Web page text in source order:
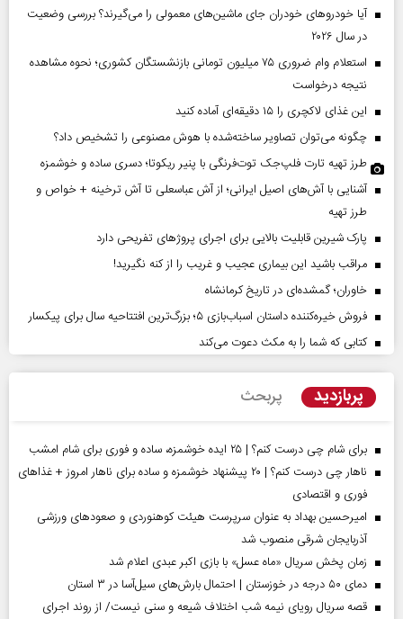
آیا خودروهای خودران جای ماشین‌های معمولی را می‌گیرند؟ بررسی وضعیت
در سال ۲۰۲۶
استعلام وام ضروری ۷۵ میلیون تومانی بازنشستگان کشوری؛ نحوه مشاهده
نتیجه درخواست
این غذای لاکچری را ۱۵ دقیقه‌ای آماده کنید
چگونه می‌توان تصاویر ساخته‌شده با هوش مصنوعی را تشخیص داد؟
طرز تهیه تارت فلپ‌جک توت‌فرنگی با پنیر ریکوتا؛ دسری ساده و خوشمزه
آشنایی با آش‌های اصیل ایرانی؛ از آش عباسعلی تا آش ترخینه + خواص و
طرز تهیه
پارک شیرین قابلیت‌ بالایی برای اجرای پروژهای تفریحی دارد
مراقب باشید این بیماری عجیب و غریب را از کنه نگیرید!
خاوران؛ گمشده‌ای در تاریخ کرمانشاه
فروش خیره‌کننده داستان اسباب‌بازی ۵؛ بزرگ‌ترین افتتاحیه سال برای پیکسار
کتابی که شما را به مکث دعوت می‌کند
پربازدید پربحث
برای شام چی درست کنم؟ | ۲۵ ایده خوشمزه، ساده و فوری برای شام امشب
ناهار چی درست کنم؟ | ۲۰ پیشنهاد خوشمزه و ساده برای ناهار امروز + غذاهای
فوری و اقتصادی
امیرحسین بهداد به عنوان سرپرست هیئت کوهنوردی و صعودهای ورزشی
آذربایجان شرقی منصوب شد
زمان پخش سریال «ماه عسل» با بازی اکبر عبدی اعلام شد
دمای ۵۰ درجه در خوزستان | احتمال بارش‌های سیل‌آسا در ۳ استان
قصه سریال رویای نیمه شب اختلاف شیعه و سنی نیست/ از روند اجرای